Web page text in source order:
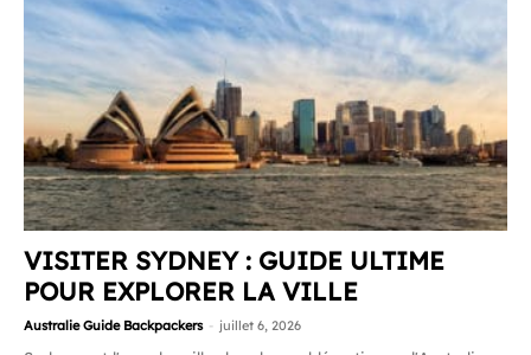
VISITER SYDNEY : GUIDE ULTIME
POUR EXPLORER LA VILLE
Australie Guide Backpackers - juillet 6, 2026